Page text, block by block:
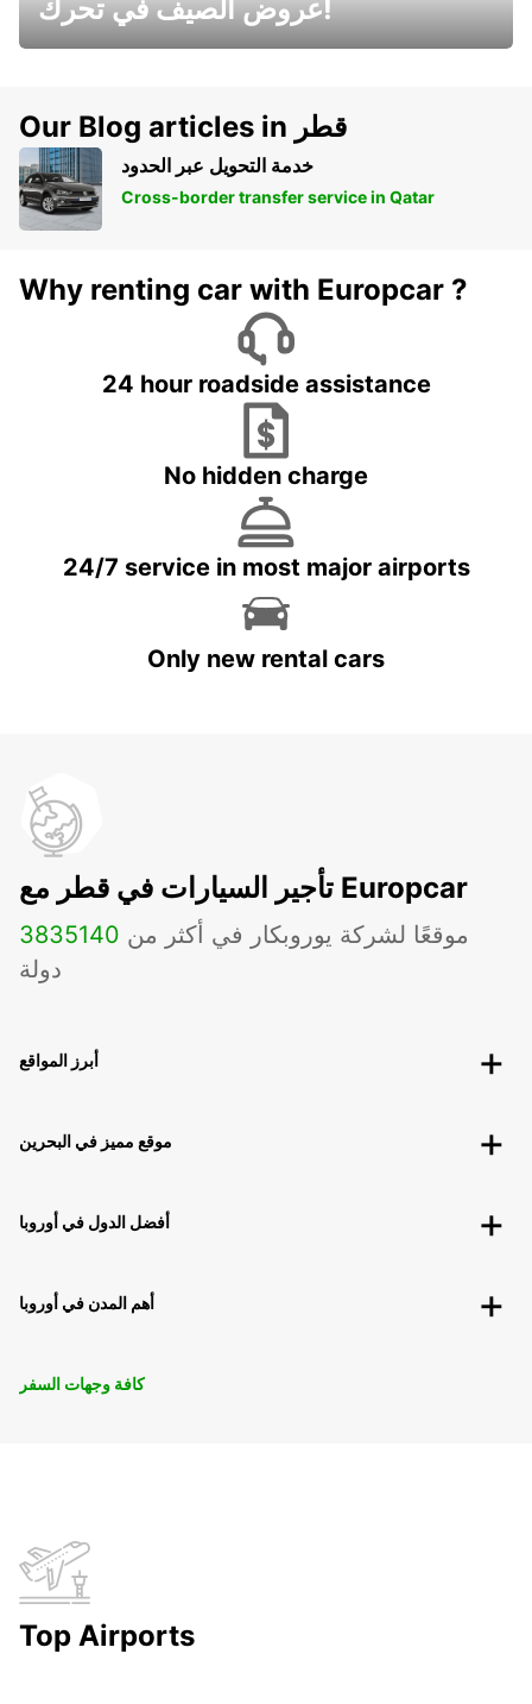
عروض الصيف في تحرك!
Our Blog articles in قطر
خدمة التحويل عبر الحدود
Cross-border transfer service in Qatar
Why renting car with Europcar ?
24 hour roadside assistance
No hidden charge
24/7 service in most major airports
Only new rental cars
تأجير السيارات في قطر مع Europcar
3835 موقعًا لشركة يوروبكار في أكثر من 140
دولة
أبرز المواقع
موقع مميز في البحرين
أفضل الدول في أوروبا
أهم المدن في أوروبا
كافة وجهات السفر
Top Airports